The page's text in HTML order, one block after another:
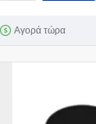
Αγορά τώρα